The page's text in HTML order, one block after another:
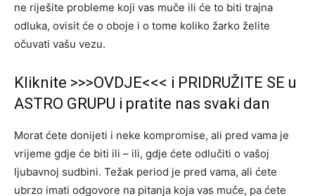
ne riješite probleme koji vas muče ili će to biti trajna
odluka, ovisit će o oboje i o tome koliko žarko želite
očuvati vašu vezu.
Kliknite >>>OVDJE<<< i PRIDRUŽITE SE u
ASTRO GRUPU i pratite nas svaki dan
Morat ćete donijeti i neke kompromise, ali pred vama je
vrijeme gdje će biti ili – ili, gdje ćete odlučiti o vašoj
ljubavnoj sudbini. Težak period je pred vama, ali ćete
ubrzo imati odgovore na pitanja koja vas muče, pa ćete